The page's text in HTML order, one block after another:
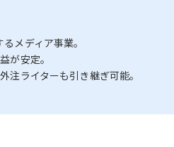
メディア事業。
が安定。
ライターも引き継ぎ可能。